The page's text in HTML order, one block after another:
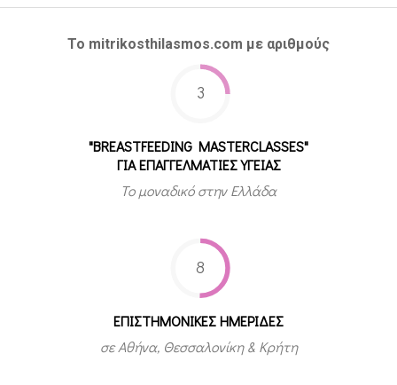
Το mitrikosthilasmos.com με αριθμούς
3
"BREASTFEEDING MASTERCLASSES"
ΓΙΑ ΕΠΑΓΓΕΛΜΑΤΙΕΣ ΥΓΕΙΑΣ
Το μοναδικό στην Ελλάδα
8
ΕΠΙΣΤΗΜΟΝΙΚΕΣ ΗΜΕΡΙΔΕΣ
σε Αθήνα, Θεσσαλονίκη & Κρήτη